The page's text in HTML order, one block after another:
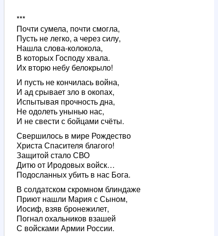
***
Почти сумела, почти смогла,
Пусть не легко, а через силу,
Нашла слова-колокола,
В которых Господу хвала.
Их вторю небу белокрыло!
И пусть не кончилась война,
И ад срывает зло в окопах,
Испытывая прочность дна,
Не одолеть унынью нас,
И не свести с бойцами счёты.
Свершилось в мире Рождество
Христа Спасителя благого!
Защитой стало СВО
Дитю от Иродовых войск…
Подосланных убить в нас Бога.
В солдатском скромном блиндаже
Приют нашли Мария с Сыном,
Иосиф, взяв бронежилет,
Погнал охальников взашей
С войсками Армии России.